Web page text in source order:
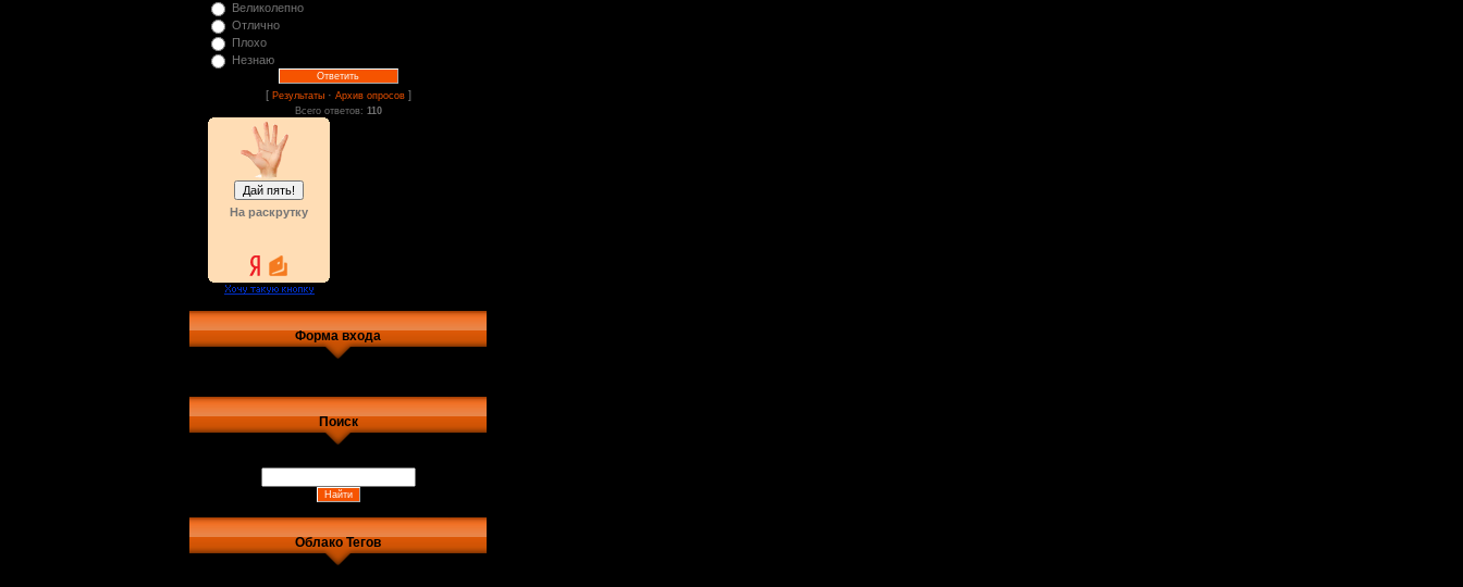
Великолепно
Отлично
Плохо
Незнаю
[ Результаты· Архив опросов]
Всего ответов: 110
На раскрутку
Форма входа
Поиск
Облако Тегов